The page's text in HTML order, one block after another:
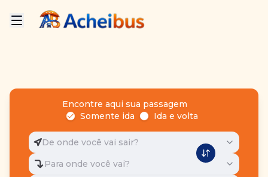
Encontre aqui sua passagem
Somente ida
Ida e volta
De onde você vai sair?
Para onde você vai?